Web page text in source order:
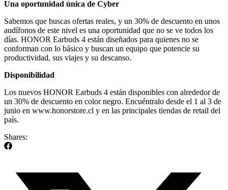
Una oportunidad única de Cyber
Sabemos que buscas ofertas reales, y un 30% de descuento en unos
audífonos de este nivel es una oportunidad que no se ve todos los
días. HONOR Earbuds 4 están diseñados para quienes no se
conforman con lo básico y buscan un equipo que potencie su
productividad, sus viajes y su descanso.
Disponibilidad
Los nuevos HONOR Earbuds 4 están disponibles con alrededor de
un 30% de descuento en color negro. Encuéntralo desde el 1 al 3 de
junio en www.honorstore.cl y en las principales tiendas de retail del
país.
Shares: